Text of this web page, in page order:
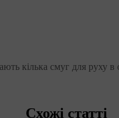
кілька смуг для руху
Схожі статті